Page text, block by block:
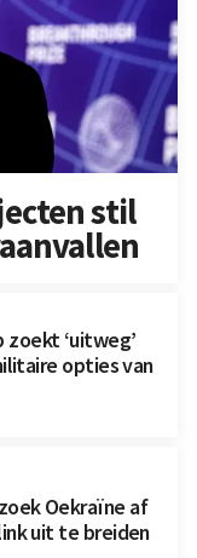
stil
zoekt ‘uitweg’
opties van
Oekraïne af
uit te breiden